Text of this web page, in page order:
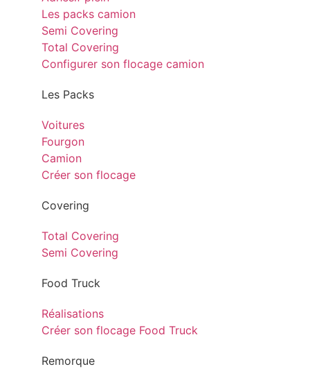
Les packs camion
Semi Covering
Total Covering
Configurer son flocage camion
Les Packs
Voitures
Fourgon
Camion
Créer son flocage
Covering
Total Covering
Semi Covering
Food Truck
Réalisations
Créer son flocage Food Truck
Remorque